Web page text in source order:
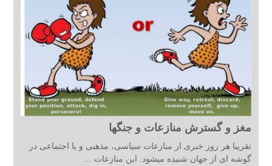
مغز و گسترش منازعات و جنگها
تقریبا هر روز خبری از منازعات سیاسی، مذهبی و یا اجتماعی در
گوشه ای از جهان شنیده میشود. این منازعات ...